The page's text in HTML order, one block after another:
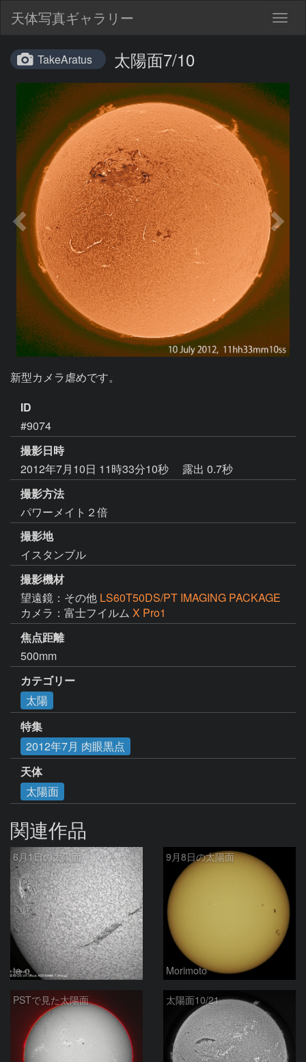
天体写真ギャラリー
TakeAratus 太陽面7/10
新型カメラ虐めです。
ID
#9074
撮影日時
2012年7月10日 11時33分10秒
露出 0.7秒
撮影方法
パワーメイト２倍
撮影地
イスタンブル
撮影機材
望遠鏡：その他 LS60T50DS/PT IMAGING PACKAGE
カメラ：富士フイルム X Pro1
焦点距離
500mm
カテゴリー
太陽
特集
2012年7月 肉眼黒点
天体
太陽面
関連作品
6月1日の太陽面
ta-o
9月8日の太陽面
Morimoto
PSTで見た太陽面 太陽面10/21